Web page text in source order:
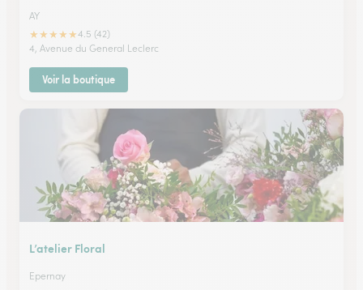
AY
★★★★★4.5 (42)
4, Avenue du General Leclerc
Voir la boutique
L’atelier Floral
Epernay